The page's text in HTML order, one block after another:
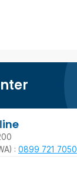
: 0899 721 7050